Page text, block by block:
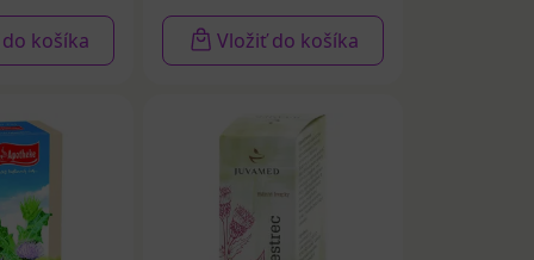
tablety
od jeho
letáku
vrátane
košíka Vložiť do košíka